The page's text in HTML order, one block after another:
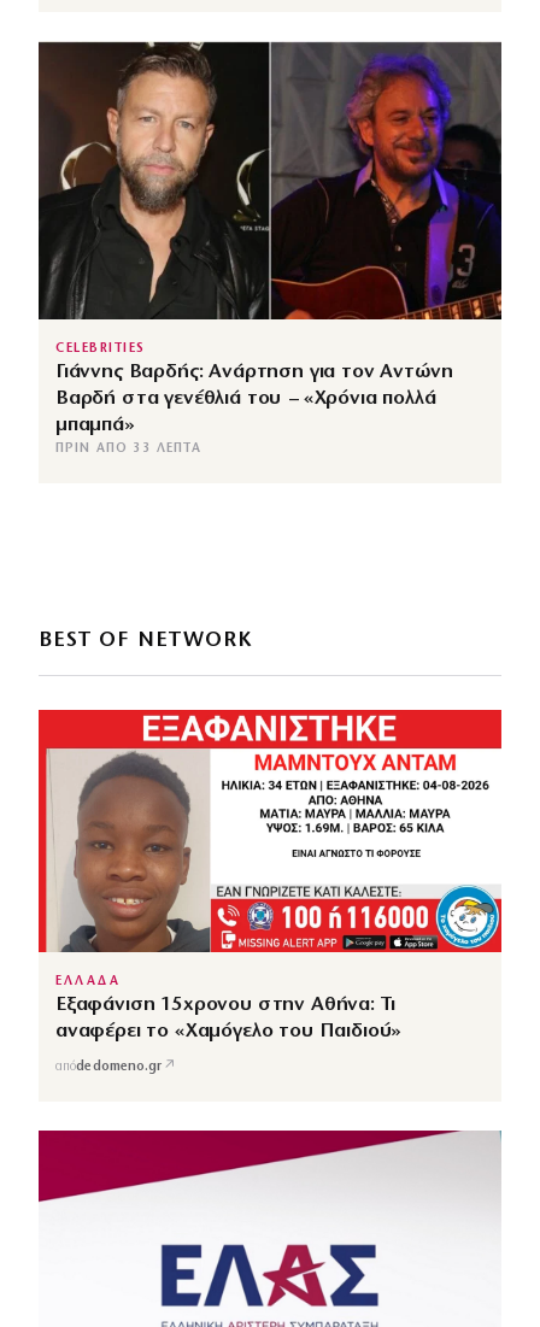
CELEBRITIES
Γιάννης Βαρδής: Ανάρτηση για τον Αντώνη
Βαρδή στα γενέθλιά του – «Χρόνια πολλά
μπαμπά»
ΠΡΙΝ ΑΠΌ 33 ΛΕΠΤΆ
BEST OF NETWORK
ΕΛΛΑΔΑ
Εξαφάνιση 15χρονου στην Αθήνα: Τι
αναφέρει το «Χαμόγελο του Παιδιού»
απόdedomeno.gr ↗